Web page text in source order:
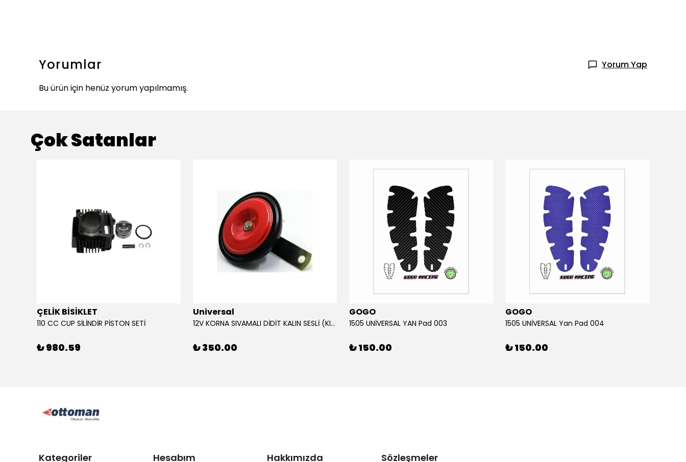
Yorumlar
Yorum Yap
Bu ürün için henüz yorum yapılmamış.
Çok Satanlar
ÇELİK BİSİKLET
110 CC CUP SİLİNDİR PİSTON SETİ
₺ 980.59
Universal
12V KORNA SIVAMALI DİDİT KALIN SESLİ (KIRMIZI)
₺ 350.00
GOGO
1505 UNİVERSAL YAN Pad 003
₺ 150.00
GOGO
1505 UNİVERSAL Yan Pad 004
₺ 150.00
Kategoriler Hesabım Hakkımızda Sözleşmeler